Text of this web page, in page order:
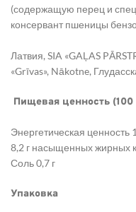
(содержащую перец и
консервант пшеницы
Латвия, SIA «GAĻAS
«Grīvas», Nākotne,
Пищевая ценность
Энергетическая ценность
8,2 г насыщенных жирных
Соль 0,7 г
Упаковка